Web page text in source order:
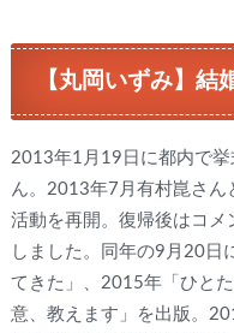
【丸岡いずみ】結
2013年1月19日に都内で挙
ん。2013年7月有村崑さん
活動を再開。復帰後はコ
しました。同年の9月20日
てきた」、2015年「ひと
意、教えます」を出版。